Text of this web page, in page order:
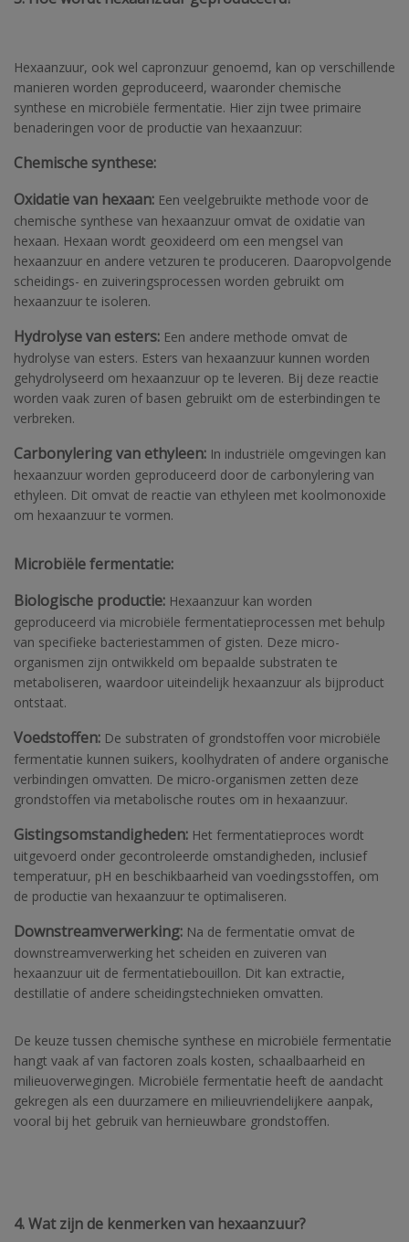
Hexaanzuur, ook wel capronzuur genoemd, kan op verschillende
manieren worden geproduceerd, waaronder chemische
synthese en microbiële fermentatie. Hier zijn twee primaire
benaderingen voor de productie van hexaanzuur:
Chemische synthese:
Oxidatie van hexaan: Een veelgebruikte methode voor de
chemische synthese van hexaanzuur omvat de oxidatie van
hexaan. Hexaan wordt geoxideerd om een mengsel van
hexaanzuur en andere vetzuren te produceren. Daaropvolgende
scheidings- en zuiveringsprocessen worden gebruikt om
hexaanzuur te isoleren.
Hydrolyse van esters: Een andere methode omvat de
hydrolyse van esters. Esters van hexaanzuur kunnen worden
gehydrolyseerd om hexaanzuur op te leveren. Bij deze reactie
worden vaak zuren of basen gebruikt om de esterbindingen te
verbreken.
Carbonylering van ethyleen: In industriële omgevingen kan
hexaanzuur worden geproduceerd door de carbonylering van
ethyleen. Dit omvat de reactie van ethyleen met koolmonoxide
om hexaanzuur te vormen.
Microbiële fermentatie:
Biologische productie: Hexaanzuur kan worden
geproduceerd via microbiële fermentatieprocessen met behulp
van specifieke bacteriestammen of gisten. Deze micro-
organismen zijn ontwikkeld om bepaalde substraten te
metaboliseren, waardoor uiteindelijk hexaanzuur als bijproduct
ontstaat.
Voedstoffen: De substraten of grondstoffen voor microbiële
fermentatie kunnen suikers, koolhydraten of andere organische
verbindingen omvatten. De micro-organismen zetten deze
grondstoffen via metabolische routes om in hexaanzuur.
Gistingsomstandigheden: Het fermentatieproces wordt
uitgevoerd onder gecontroleerde omstandigheden, inclusief
temperatuur, pH en beschikbaarheid van voedingsstoffen, om
de productie van hexaanzuur te optimaliseren.
Downstreamverwerking: Na de fermentatie omvat de
downstreamverwerking het scheiden en zuiveren van
hexaanzuur uit de fermentatiebouillon. Dit kan extractie,
destillatie of andere scheidingstechnieken omvatten.
De keuze tussen chemische synthese en microbiële fermentatie
hangt vaak af van factoren zoals kosten, schaalbaarheid en
milieuoverwegingen. Microbiële fermentatie heeft de aandacht
gekregen als een duurzamere en milieuvriendelijkere aanpak,
vooral bij het gebruik van hernieuwbare grondstoffen.
4. Wat zijn de kenmerken van hexaanzuur?